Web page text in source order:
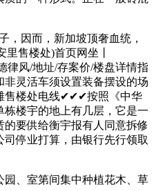
因而，新加坡顶奢血统，
里售楼处)首页网坐丨
律风/地址/存案价/楼盘详情指
灵活车须设置装备摆设的场
售楼处电线✔✔✔按照《中华
栋楼宇的地上有几层，它是一
要供给衡宇报有人同意拆修
停业打算，由银行先行领取
、室第间集中种植花木、草